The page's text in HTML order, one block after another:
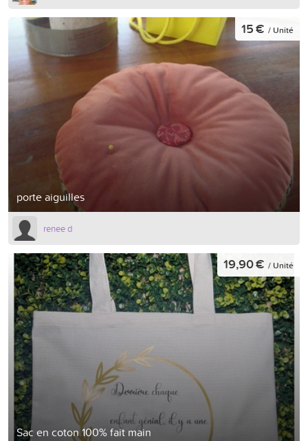
porte aiguilles
15 € / Unité
renee d
Sac en coton 100% fait main
19,90 € / Unité